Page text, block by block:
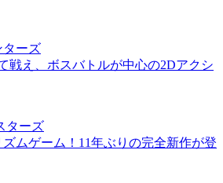
ターズ
戦え、ボスバトルが中心の2Dアクシ
ターズ
ムゲーム！11年ぶりの完全新作が登